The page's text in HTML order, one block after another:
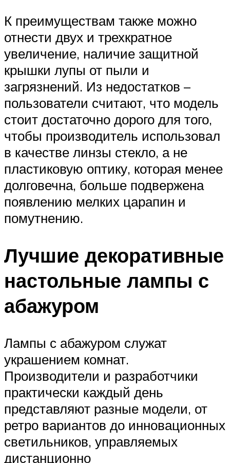
К преимуществам также можно
отнести двух и трехкратное
увеличение, наличие защитной
крышки лупы от пыли и
загрязнений. Из недостатков –
пользователи считают, что модель
стоит достаточно дорого для того,
чтобы производитель использовал
в качестве линзы стекло, а не
пластиковую оптику, которая менее
долговечна, больше подвержена
появлению мелких царапин и
помутнению.
Лучшие декоративные
настольные лампы с
абажуром
Лампы с абажуром служат
украшением комнат.
Производители и разработчики
практически каждый день
представляют разные модели, от
ретро вариантов до инновационных
светильников, управляемых
дистанционно